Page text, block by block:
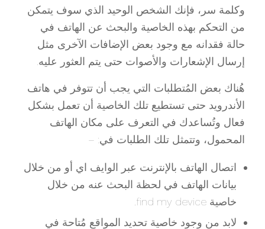
وكلمة سر، فإنك الشخص الوحيد الذي سوف يتمكن
من التحكم بهذه الخاصية والبحث عن الهاتف في
حالة فقدانه مع وجود بعض الإضافات الآخرى مثل
إرسال الإشعارات والأصوات حتى يتم العثور عليه.
هُناك بعض المُتطلبات التي يجب أن تتوفر في هاتف
الأندرويد حتى تستطيع تلك الخاصية أن تعمل بشكل
فعال وتُساعدك في التعرف على مكان الهاتف
المحمول، وتتمثل تلك الطلبات في: –
اتصال الهاتف بالإنترنت عبر الوايف اي أو من خلال
بيانات الهاتف في لحظة البحث عنه من خلال
خاصية find my device.
لابد من وجود خاصية تحديد المواقع مُتاحة في